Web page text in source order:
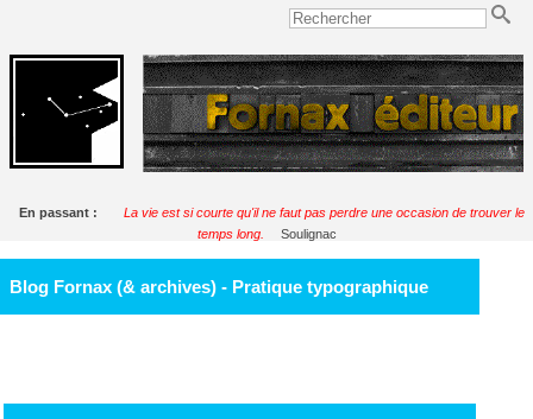
En passant :
La vie est si courte qu'il ne faut pas perdre une occasion de trouver le
temps long.
Soulignac
Blog Fornax (& archives) - Pratique typographique